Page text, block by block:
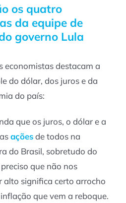
os quatro
da equipe de
governo Lula
economistas destacam a
do dólar, dos juros e da
do país:
que os juros, o dólar e a
açõesde todos na
do Brasil, sobretudo do
que não nos
alto significa certo arrocho
que vem a reboque.